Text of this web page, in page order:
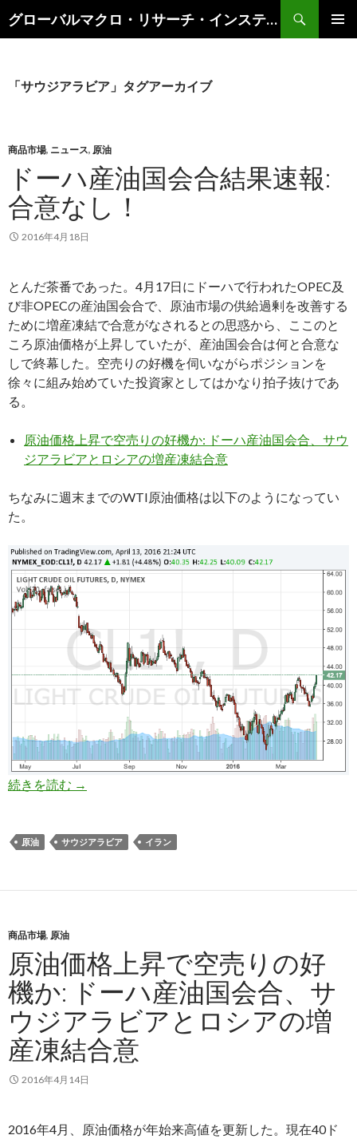
グローバルマクロ・リサーチ・インスティテュート
索
ン
キ
ッ
「サウジアラビア」タグアーカイブ
商品市場, ニュース, 原油
ドーハ産油国会合結果速報:
合意なし！
2016年4月18日
とんだ茶番であった。4月17日にドーハで行われたOPEC及
び非OPECの産油国会合で、原油市場の供給過剰を改善する
ために増産凍結で合意がなされるとの思惑から、ここのと
ころ原油価格が上昇していたが、産油国会合は何と合意な
しで終幕した。空売りの好機を伺いながらポジションを
徐々に組み始めていた投資家としてはかなり拍子抜けであ
る。
原油価格上昇で空売りの好機か: ドーハ産油国会合、サウ
ジアラビアとロシアの増産凍結合意
ちなみに週末までのWTI原油価格は以下のようになってい
た。
続きを読む ドーハ産油国会合結果速報: 合意なし！
→
原油 サウジアラビア イラン
商品市場, 原油
原油価格上昇で空売りの好
機か: ドーハ産油国会合、サ
ウジアラビアとロシアの増
産凍結合意
2016年4月14日
2016年4月、原油価格が年始来高値を更新した。現在40ド